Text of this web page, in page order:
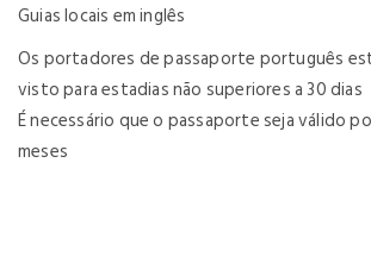
Guias locais em inglês
Os portadores de passaporte português
visto para estadias não superiores a 30 dias
É necessário que o passaporte seja válido
meses